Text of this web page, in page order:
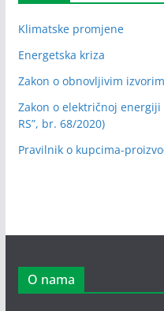
Klimatske promjene
Energetska kriza
Zakon o obnovljivim
Zakon o električnoj energiji
RS”, br. 68/2020)
Pravilnik o kupcima-
O nama